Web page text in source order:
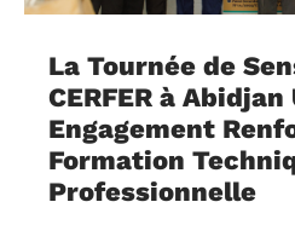
La Tournée de
CERFER à Abidjan
Engagement
Formation
Professionnelle